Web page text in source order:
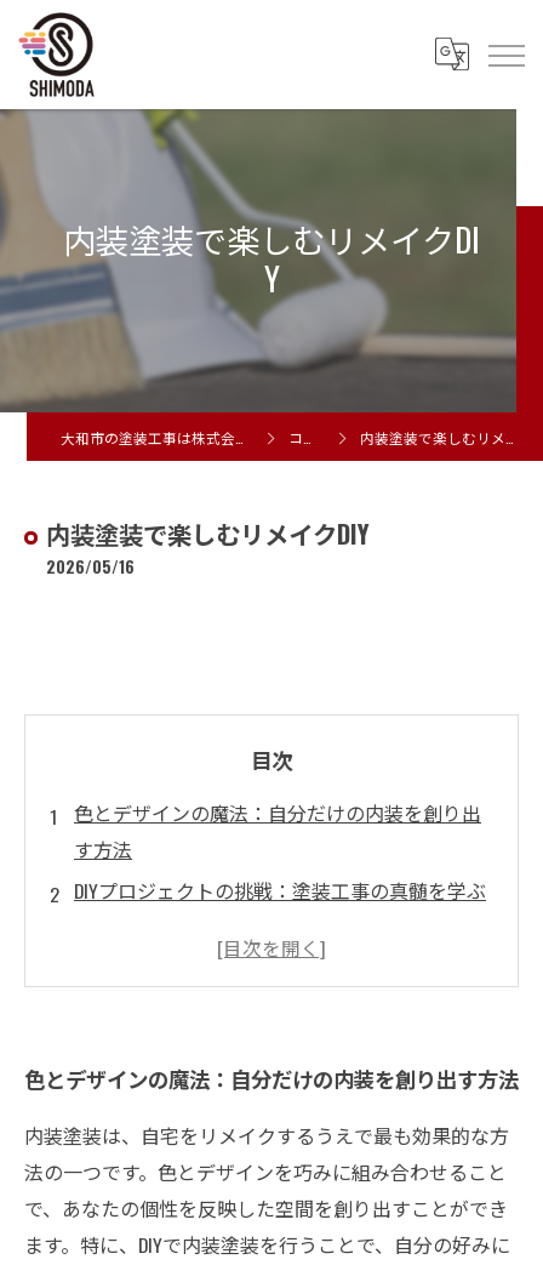
内装塗装で楽しむリメイクDI
Y
コラム 内装塗装で楽しむリメイクDIY
内装塗装で楽しむリメイクDIY
2026/05/16
目次
色とデザインの魔法：自分だけの内装を創り出
す方法
DIYプロジェクトの挑戦：塗装工事の真髄を学ぶ
失敗から学ぶ内装リメイクの秘訣：私の経験談
あなたもできる！素敵な内装リメイクDIYのアイ
デア集
色とデザインの魔法：自分だけの内装を創り出す方法
内装塗装は、自宅をリメイクするうえで最も効果的な方
法の一つです。色とデザインを巧みに組み合わせること
で、あなたの個性を反映した空間を創り出すことができ
ます。特に、DIYで内装塗装を行うことで、自分の好みに